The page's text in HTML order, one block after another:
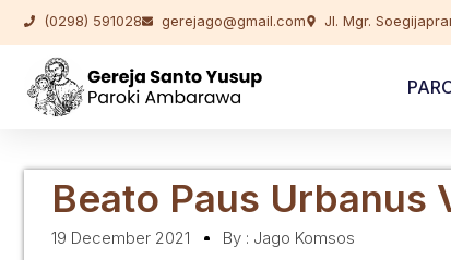
(0298) 591028 gerejago@gmail.com Jl. Mgr.
Beato Paus Urbanus
19 December 2021 By : Jago Komsos